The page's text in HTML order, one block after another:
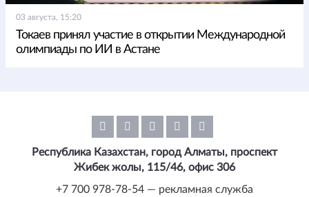
03 августа, 15:20
Токаев принял участие в открытии Международной
олимпиады по ИИ в Астане
Республика Казахстан, город Алматы, проспект
Жибек жолы, 115/46, офис 306
+7 700 978-78-54 — рекламная служба